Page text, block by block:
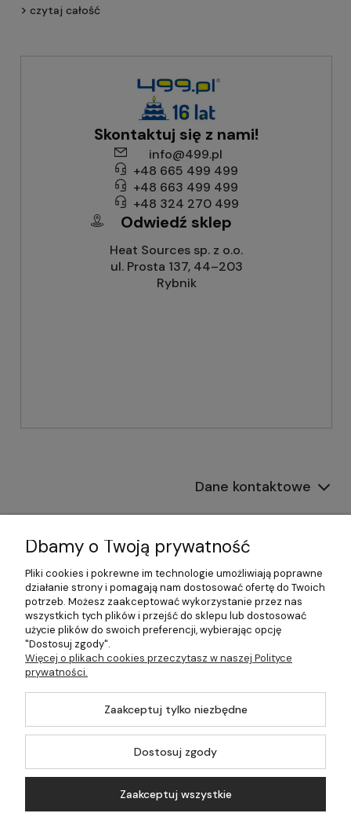
czytaj całość
Skontaktuj się z nami!
info@499.pl
+48 665 499 499
+48 663 499 499
+48 324 270 499
Odwiedź sklep
Heat Sources sp. z o.o.
ul. Prosta 137, 44–203
Rybnik
Dane kontaktowe
Informacje
Płatności i dostawa
Pomoc
Moje konto
©2026 Wszelkie Prawa Zastrzeżone | 499.pl - najlepszy sklep z
Dbamy o Twoją prywatność
Pliki cookies i pokrewne im technologie umożliwiają poprawne
działanie strony i pomagają nam dostosować ofertę do Twoich
potrzeb. Możesz zaakceptować wykorzystanie przez nas
wszystkich tych plików i przejść do sklepu lub dostosować
użycie plików do swoich preferencji, wybierając opcję
"Dostosuj zgody".
Więcej o plikach cookies przeczytasz w naszej Polityce
prywatności.
Zaakceptuj tylko niezbędne
Dostosuj zgody
Zaakceptuj wszystkie